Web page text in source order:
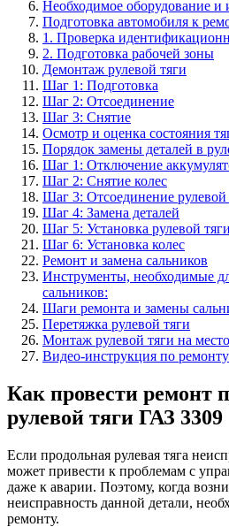
Необходимое оборудование и
Подготовка автомобиля к
1. Проверка
2. Подготовка рабочей зоны
Демонтаж рулевой тяги
Шаг 1: Подготовка
Шаг 2: Отсоединение
Шаг 3: Снятие
Осмотр и оценка состояния
Порядок замены деталей в
Шаг 1: Отключение
Шаг 2: Снятие колес
Шаг 3: Отсоединение рулевой
Шаг 4: Замена деталей
Шаг 5: Установка рулевой тяги
Шаг 6: Установка колес
Ремонт и замена сальников
Инструменты, необходимые
сальников:
Шаги ремонта и замены
Перетяжка рулевой тяги
Монтаж рулевой тяги на место
Видео-инструкция по
Как провести ремонт
рулевой тяги ГАЗ 3309
Если продольная рулевая тяга
может привести к проблемам с
даже к аварии. Поэтому, когда
неисправность данной детали,
ремонту.